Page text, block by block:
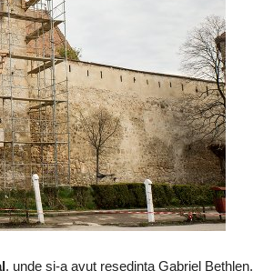
, unde şi-a avut reşedinţa Gabriel Bethlen,